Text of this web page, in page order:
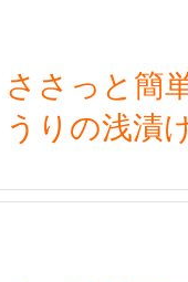
ささっと簡
うりの浅漬